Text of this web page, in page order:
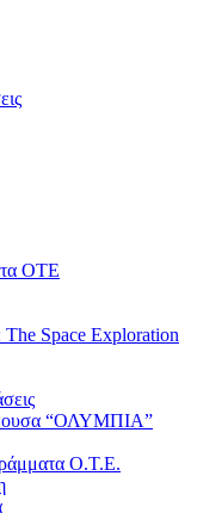
ΟΤΕ
Space Exploration
“ΟΛΥΜΠΙΑ”
Ο.Τ.Ε.